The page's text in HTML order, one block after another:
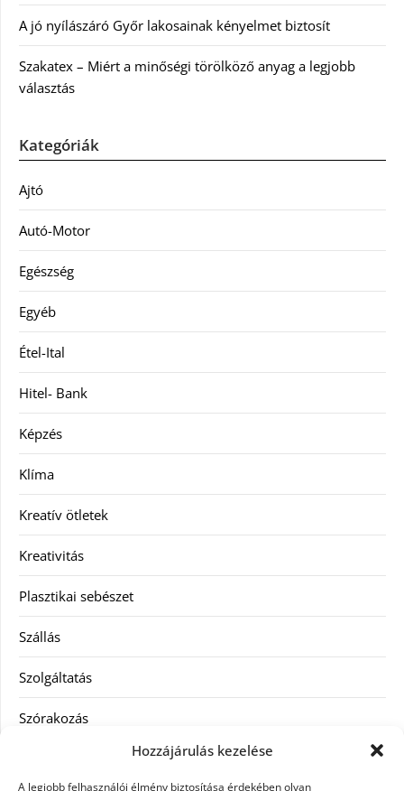
Hozzájárulás kezelése
A legjobb felhasználói élmény biztosítása érdekében olyan
A jó nyílászáró Győr lakosainak kényelmet biztosít
Szakatex – Miért a minőségi törölköző anyag a legjobb
választás
Kategóriák
Ajtó
Autó-Motor
Egészség
Egyéb
Étel-Ital
Hitel- Bank
Képzés
Klíma
Kreatív ötletek
Kreativitás
Plasztikai sebészet
Szállás
Szolgáltatás
Szórakozás